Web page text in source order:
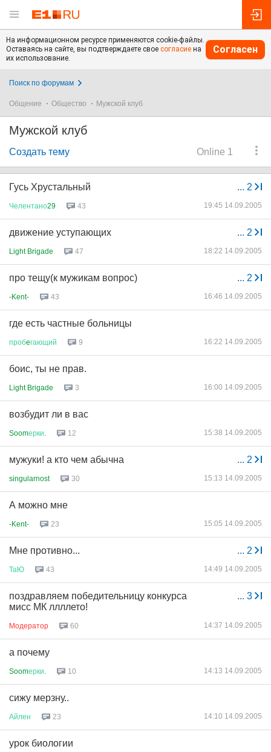
На информационном ресурсе применяются cookie-файлы.
Оставаясь на сайте, вы подтверждаете свое согласие на
их использование.
Согласен
Поиск по форумам
Общение Общество Мужской клуб
Мужской клуб
Online 1
Создать тему
... 2
Гусь Хрустальный
Челентано29 43 19:45 14.09.2005
... 2
движение уступающих
Light Brigade 47 18:22 14.09.2005
... 2
про тещу(к мужикам вопрос)
-Kent- 43 16:46 14.09.2005
где есть частные больницы
пробeгающий 9 16:22 14.09.2005
боис, ты не прав.
Light Brigade 3 16:00 14.09.2005
возбудит ли в вас
Soomерки 12 15:38 14.09.2005
... 2
мужуки! а кто чем абычна
singularnost 30 15:13 14.09.2005
А можно мне
-Kent- 23 15:05 14.09.2005
... 2
Мне противно...
ТаЮ 43 14:49 14.09.2005
... 3
поздравляем победительницу конкурса
мисс МК ллллето!
Модератор 60 14:37 14.09.2005
а почему
Soomерки 10 14:13 14.09.2005
сижу мерзну..
Айлен 23 14:10 14.09.2005
урок биологии